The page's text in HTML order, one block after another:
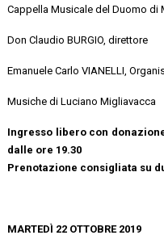
Cappella Musicale del Duomo di
Don Claudio BURGIO, direttore
Emanuele Carlo VIANELLI,
Musiche di Luciano Migliavacca
Ingresso libero con
dalle ore 19.30
Prenotazione consigliata su
MARTEDÌ 22 OTTOBRE 2019